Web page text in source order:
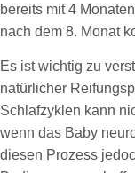
bereits mit 4
nach dem 8. Monat
Es ist wichtig zu
natürlicher
Schlafzyklen kann
wenn das Baby
diesen Prozess